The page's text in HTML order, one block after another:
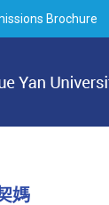
Brochure
媽